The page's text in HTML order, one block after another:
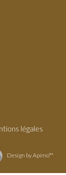
légales
Design byApimo™